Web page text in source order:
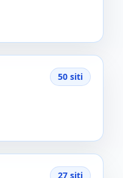
50 siti
27 siti